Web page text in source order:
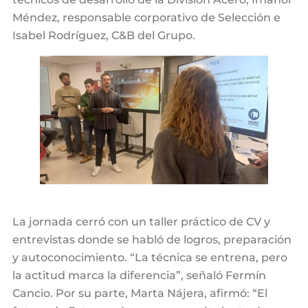
Méndez, responsable corporativo de Selección e
Isabel Rodríguez, C&B del Grupo.
La jornada cerró con un taller práctico de CV y
entrevistas donde se habló de logros, preparación
y autoconocimiento. “La técnica se entrena, pero
la actitud marca la diferencia”, señaló Fermín
Cancio. Por su parte, Marta Nájera, afirmó: “El